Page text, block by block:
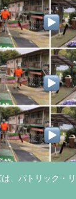
、パトリック・